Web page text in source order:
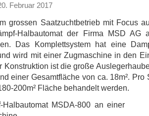
Februar 2017
grossen Saatzuchtbetrieb mit Focus
Halbautomat der Firma MSD AG
Das Komplettsystem hat eine
wird mit einer Zugmaschine in den
Konstruktion ist die große
einer Gesamtfläche von ca. 18m².
200m² Fläche behandelt werden.